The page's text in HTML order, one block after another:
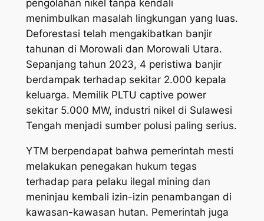
pengolahan nikel tanpa kendali
menimbulkan masalah lingkungan yang luas.
Deforestasi telah mengakibatkan banjir
tahunan di Morowali dan Morowali Utara.
Sepanjang tahun 2023, 4 peristiwa banjir
berdampak terhadap sekitar 2.000 kepala
keluarga. Memilik PLTU captive power
sekitar 5.000 MW, industri nikel di Sulawesi
Tengah menjadi sumber polusi paling serius.
YTM berpendapat bahwa pemerintah mesti
melakukan penegakan hukum tegas
terhadap para pelaku ilegal mining dan
meninjau kembali izin-izin penambangan di
kawasan-kawasan hutan. Pemerintah juga